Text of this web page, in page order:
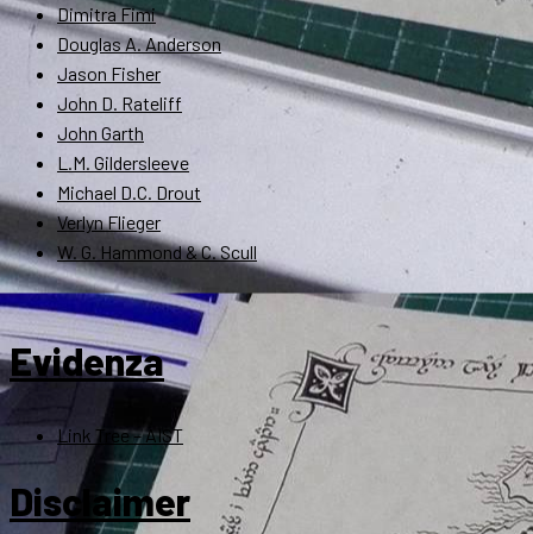
Dimitra Fimi
Douglas A. Anderson
Jason Fisher
John D. Rateliff
John Garth
L.M. Gildersleeve
Michael D.C. Drout
Verlyn Flieger
W. G. Hammond & C. Scull
Evidenza
Link Tree – AIST
Disclaimer